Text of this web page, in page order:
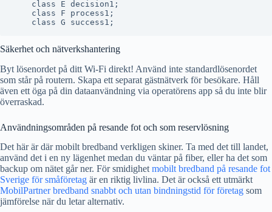
    class E decision1;
    class F process1;
Säkerhet och nätverkshantering
Byt lösenordet på ditt Wi-Fi direkt! Använd inte standardlösenordet
som står på routern. Skapa ett separat gästnätverk för besökare. Håll
även ett öga på din dataanvändning via operatörens app så du inte blir
överraskad.
Användningsområden på resande fot och som reservlösning
Det här är där mobilt bredband verkligen skiner. Ta med det till landet,
använd det i en ny lägenhet medan du väntar på fiber, eller ha det som
backup om nätet går ner. För smidighet mobilt bredband på resande fot
Sverige för småföretag är en riktig livlina. Det är också ett utmärkt
MobilPartner bredband snabbt och utan bindningstid för företag som
jämförelse när du letar alternativ.